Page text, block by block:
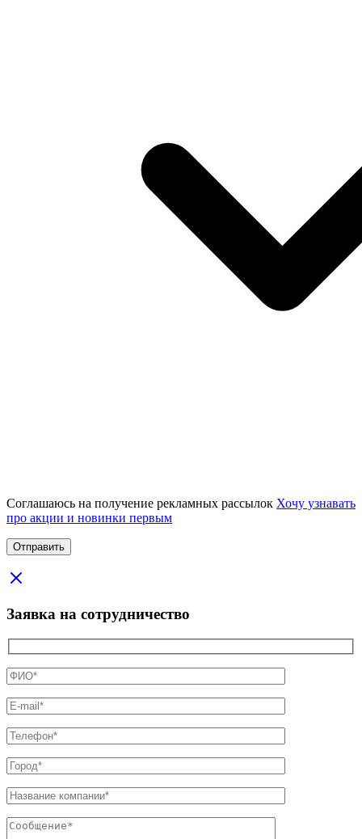
Соглашаюсь на получение рекламных рассылок Хочу узнавать
про акции и новинки первым
Заявка на сотрудничество